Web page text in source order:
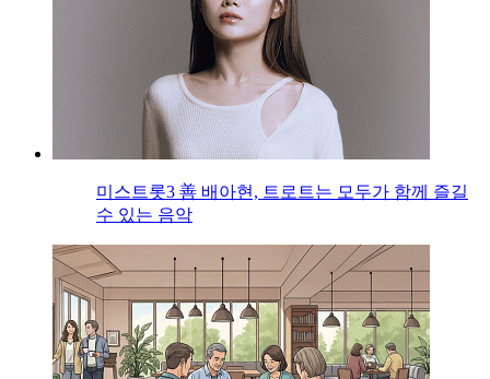
미스트롯3 善 배아현, 트로트는 모두가 함께 즐길
수 있는 음악